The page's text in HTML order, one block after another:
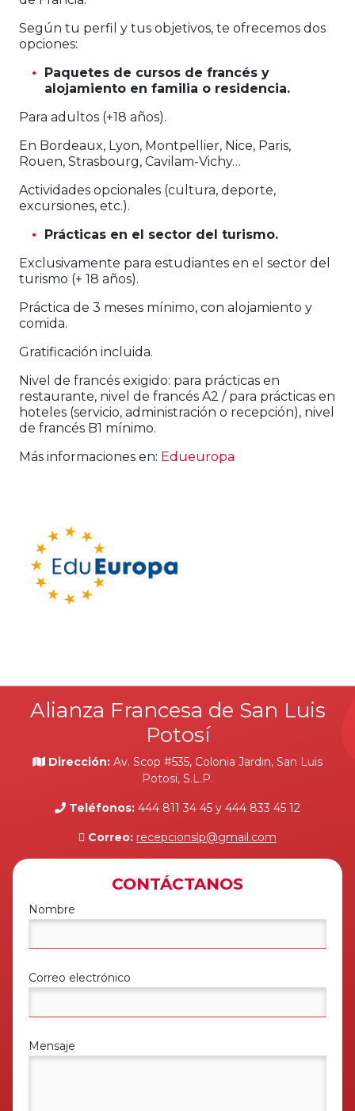
Según tu perfil y tus objetivos, te ofrecemos dos
opciones:
Paquetes de cursos de francés y
alojamiento en familia o residencia.
Para adultos (+18 años).
En Bordeaux, Lyon, Montpellier, Nice, Paris,
Rouen, Strasbourg, Cavilam-Vichy…
Actividades opcionales (cultura, deporte,
excursiones, etc.).
Prácticas en el sector del turismo.
Exclusivamente para estudiantes en el sector del
turismo (+ 18 años).
Práctica de 3 meses mínimo, con alojamiento y
comida.
Gratificación incluida.
Nivel de francés exigido: para prácticas en
restaurante, nivel de francés A2 / para prácticas en
hoteles (servicio, administración o recepción), nivel
de francés B1 mínimo.
Más informaciones en: Edueuropa
Alianza Francesa de San Luis
Potosí
Dirección: Av. Scop #535, Colonia Jardin, San Luis
Potosi, S.L.P.
Teléfonos: 444 811 34 45 y 444 833 45 12
Correo: recepcionslp@gmail.com
CONTÁCTANOS
Nombre
Correo electrónico
Mensaje